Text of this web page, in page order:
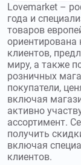
Lovemarket –
года и
товаров
ориентирована
клиентов,
миру, а также
розничных
покупатели,
включая
активно
ассортимент.
получить
включая
клиентов.